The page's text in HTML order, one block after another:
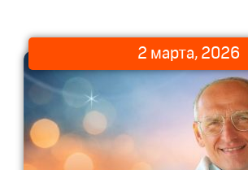
2 марта, 2026